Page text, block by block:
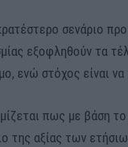
σενάριο
εξοφληθούν τα
ενώ στόχος είναι
πως με βάση
της αξίας των